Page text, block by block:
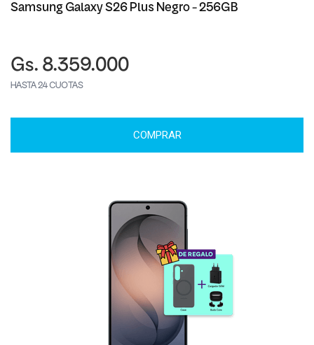
Samsung Galaxy S26 Plus Negro - 256GB
Gs. 8.359.000
HASTA 24 CUOTAS
COMPRAR